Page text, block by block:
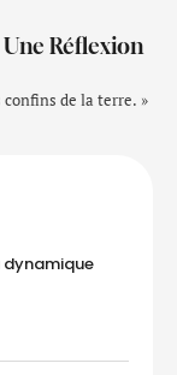
Réflexion
de la terre. »
dynamique